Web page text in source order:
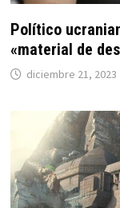
Político
«material de
diciembre 21, 2023